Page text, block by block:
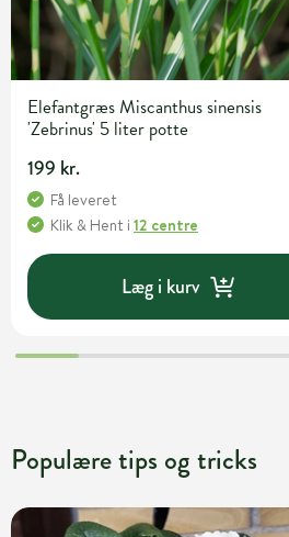
Elefantgræs Miscanthus sinensis
'Zebrinus' 5 liter potte
199 kr.
Få leveret
Klik & Hent i 12 centre
Læg i kurv
Populære tips og tricks